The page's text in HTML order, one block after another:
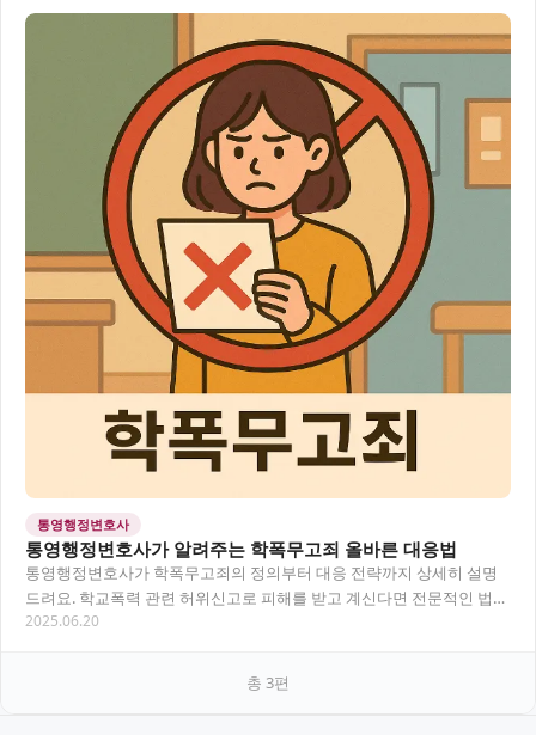
통영행정변호사
통영행정변호사가 알려주는 학폭무고죄 올바른 대응법
통영행정변호사가 학폭무고죄의 정의부터 대응 전략까지 상세히 설명
드려요. 학교폭력 관련 허위신고로 피해를 받고 계신다면 전문적인 법률
상담을 통해 해결책을 찾아보세요.
2025.06.20
총 3편